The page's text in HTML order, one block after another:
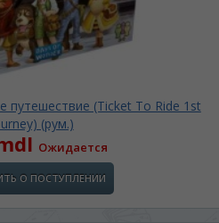
путешествие (Ticket To Ride 1st
(рум.)
Ожидается
О ПОСТУПЛЕНИИ